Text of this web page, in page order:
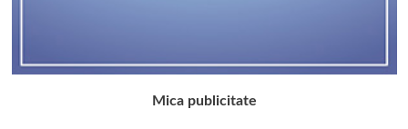
Mica publicitate